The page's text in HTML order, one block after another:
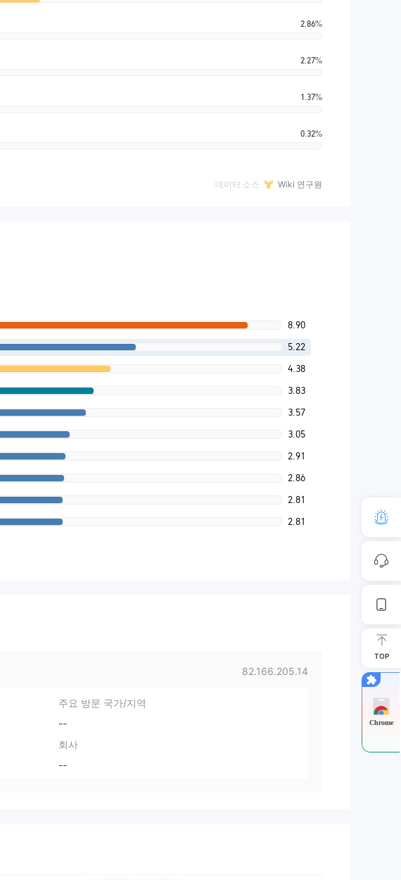
2.86%
2.27%
1.37%
0.32%
데이터 소스 Wiki 연구원
8.90
5.22
4.38
3.83
3.57
3.05
2.91
2.86
2.81
2.81
82.166.205.14
주요 방문 국가/지역
--
회사
--
TOP
Chrome